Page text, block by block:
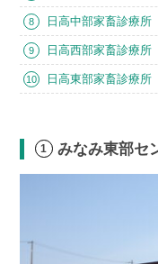
日高中部家畜診療所
日高西部家畜診療所
日高東部家畜診療所
みなみ東部セ